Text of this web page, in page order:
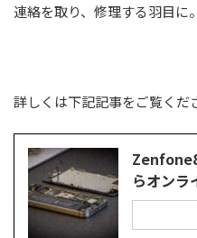
連絡を取り、修理する羽目に
詳しくは下記記事をご覧くだ
らオンラ